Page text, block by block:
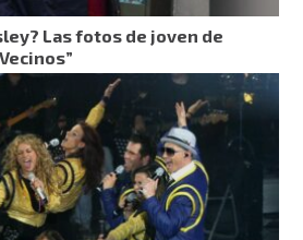
Las fotos de joven de